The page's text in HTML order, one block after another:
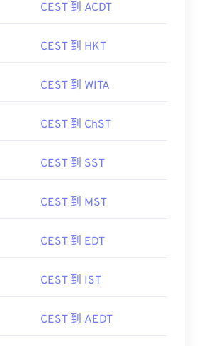
CEST 到 ACDT
CEST 到 HKT
CEST 到 WITA
CEST 到 ChST
CEST 到 SST
CEST 到 MST
CEST 到 EDT
CEST 到 IST
CEST 到 AEDT